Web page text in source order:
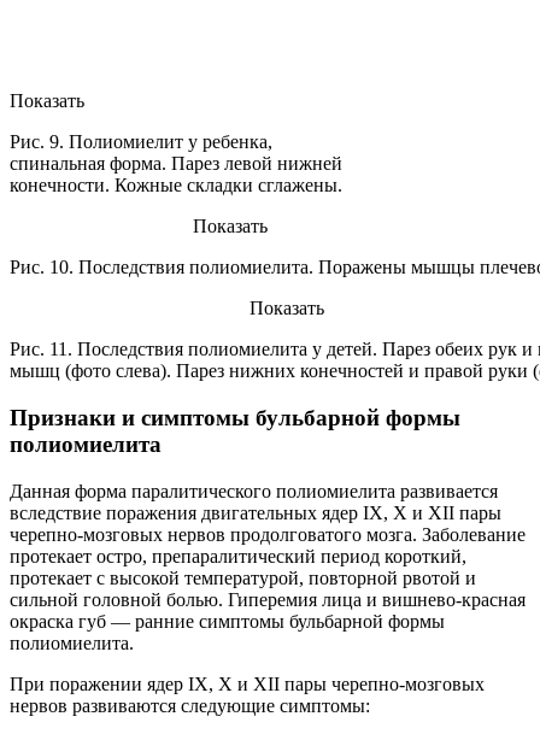
Показать
Рис. 9. Полиомиелит у ребенка,
спинальная форма. Парез левой нижней
конечности. Кожные складки сглажены.
Показать
Рис. 10. Последствия полиомиелита. Поражены мышцы
Показать
Рис. 11. Последствия полиомиелита у детей. Парез обеих рук
мышц (фото слева). Парез нижних конечностей и правой руки
Признаки и симптомы бульбарной формы
полиомиелита
Данная форма паралитического полиомиелита развивается
вследствие поражения двигательных ядер IX, X и XII пары
черепно-мозговых нервов продолговатого мозга. Заболевание
протекает остро, препаралитический период короткий,
протекает с высокой температурой, повторной рвотой и
сильной головной болью. Гиперемия лица и вишнево-красная
окраска губ — ранние симптомы бульбарной формы
полиомиелита.
При поражении ядер IX, X и XII пары черепно-мозговых
нервов развиваются следующие симптомы: